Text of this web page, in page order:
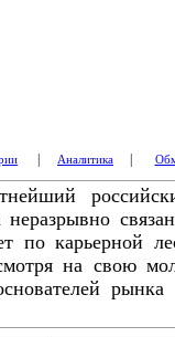
Аналитика
неразрывно
по карьерной
на свою